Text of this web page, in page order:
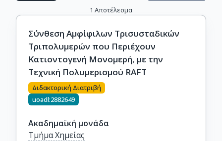
1 Αποτέλεσμα
Σύνθεση Αμφίφιλων Τρισυσταδικών
Τριπολυμερών που Περιέχουν
Κατιοντογενή Μονομερή, με την
Τεχνική Πολυμερισμού RAFT
Διδακτορική Διατριβή
uoadl:2882649
Ακαδημαϊκή μονάδα
Τμήμα Χημείας